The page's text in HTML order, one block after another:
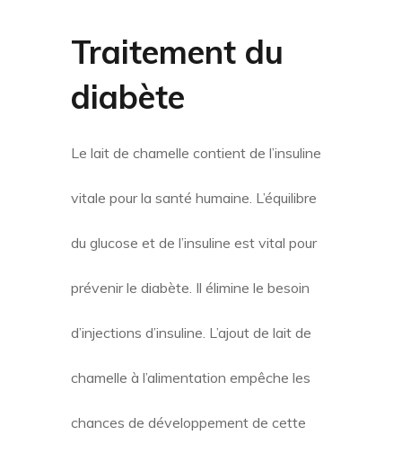
Traitement du
diabète
Le lait de chamelle contient de l’insuline
vitale pour la santé humaine. L’équilibre
du glucose et de l’insuline est vital pour
prévenir le diabète. Il élimine le besoin
d’injections d’insuline. L’ajout de lait de
chamelle à l’alimentation empêche les
chances de développement de cette